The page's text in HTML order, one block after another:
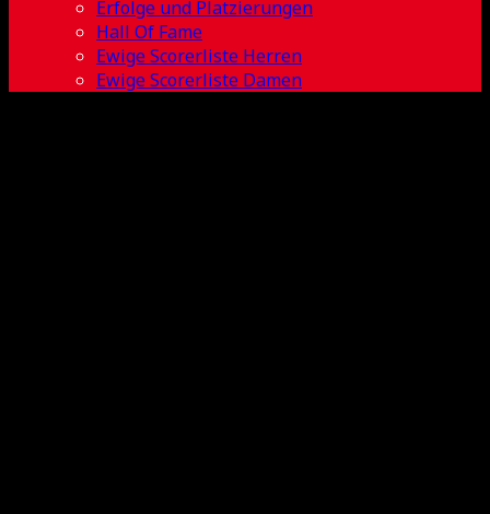
Erfolge und Platzierungen
Hall Of Fame
Ewige Scorerliste Herren
Ewige Scorerliste Damen